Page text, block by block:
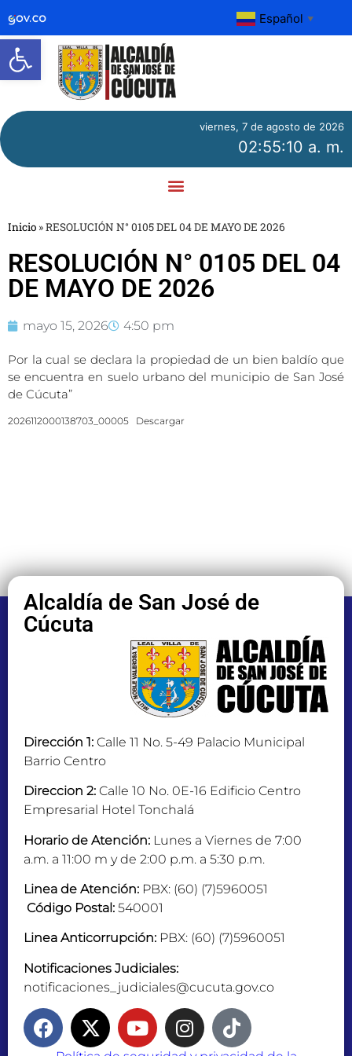
Abrir barra de herramientas
Español ▼
viernes, 7 de agosto de 2026
02:55:10 a. m.
Inicio »RESOLUCIÓN N° 0105 DEL 04 DE MAYO DE 2026
RESOLUCIÓN N° 0105 DEL 04
DE MAYO DE 2026
mayo 15, 2026 4:50 pm
Por la cual se declara la propiedad de un bien baldío que
se encuentra en suelo urbano del municipio de San José
de Cúcuta”
2026112000138703_00005 Descargar
Alcaldía de San José de
Cúcuta
Dirección 1: Calle 11 No. 5-49 Palacio Municipal
Barrio Centro
Direccion 2: Calle 10 No. 0E-16 Edificio Centro
Empresarial Hotel Tonchalá
Horario de Atención: Lunes a Viernes de 7:00
a.m. a 11:00 m y de 2:00 p.m. a 5:30 p.m.
Linea de Atención: PBX: (60) (7)5960051
Código Postal: 540001
Linea Anticorrupción: PBX: (60) (7)5960051
Notificaciones Judiciales:
notificaciones_judiciales@cucuta.gov.co